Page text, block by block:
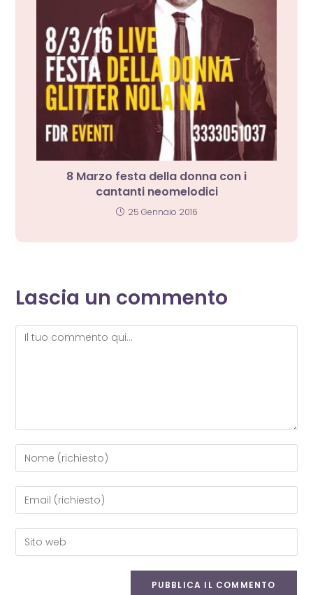
8 Marzo festa della donna con i
cantanti neomelodici
25 Gennaio 2016
Lascia un commento
Commento
Inserisci
il
tuo
nome
nome
utente
Inserisci
il
tuo
indirizzo
Inserisci
l'URL